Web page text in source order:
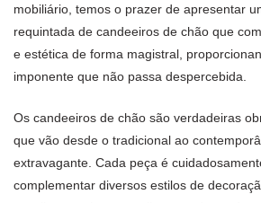
mobiliário , temos o prazer de apresentar
requintada de candeeiros de chão que
e estética de forma magistral,
imponente que não passa despercebida.
Os candeeiros de chão são verdadeiras
que vão desde o tradicional ao
extravagante. Cada peça é
complementar diversos estilos de